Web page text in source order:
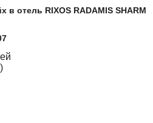
отель RIXOS RADAMIS SHARM